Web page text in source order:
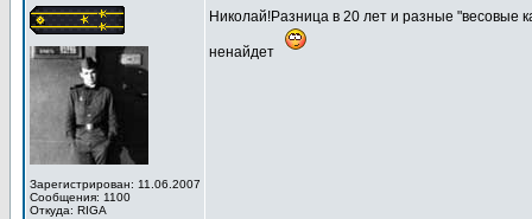
Зарегистрирован: 11.06.2007
Сообщения: 1100
Откуда: RIGA
Николай!Разница в 20 лет и разные "весовые
ненайдет